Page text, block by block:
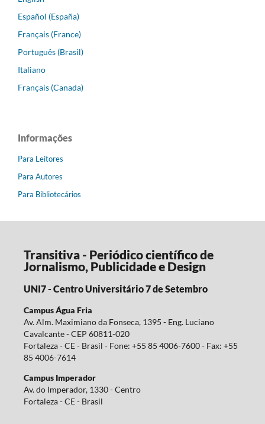
Español (España)
Français (France)
Português (Brasil)
Italiano
Français (Canada)
Informações
Para Leitores
Para Autores
Para Bibliotecários
Transitiva - Periódico científico de
Jornalismo, Publicidade e Design
UNI7 - Centro Universitário 7 de Setembro
Campus Água Fria
Av. Alm. Maximiano da Fonseca, 1395 - Eng. Luciano
Cavalcante - CEP 60811-020
Fortaleza - CE - Brasil - Fone: +55 85 4006-7600 - Fax: +55
85 4006-7614
Campus Imperador
Av. do Imperador, 1330 - Centro
Fortaleza - CE - Brasil